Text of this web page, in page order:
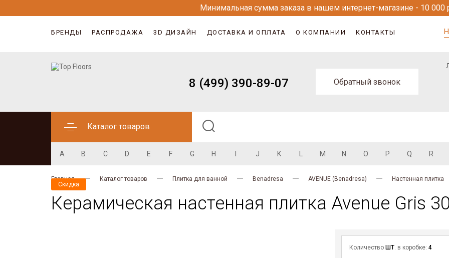
Минимальная сумма заказа в нашем интернет-магазине - 10 000
БРЕНДЫ РАСПРОДАЖА 3D ДИЗАЙН ДОСТАВКА И ОПЛАТА О КОМПАНИИ КОНТАКТЫ
8 (499) 390-89-07 Обратный звонок
Каталог товаров
A B C D E F G H J K M N O P Q R
Главная Каталог товаров Плитка для ванной Benadresa AVENUE (Benadresa) Настенная плитка
Керамическая настенная плитка Avenue Gris
Скидка
Количество ШТ. в коробке:4